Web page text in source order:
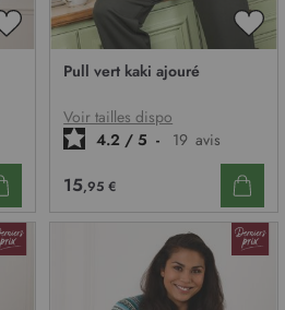
AJOUTER
D’ENVIE
Pull vert kaki ajouré
Voir tailles dispo
4.2 / 5 - 19 avis
15,95 €